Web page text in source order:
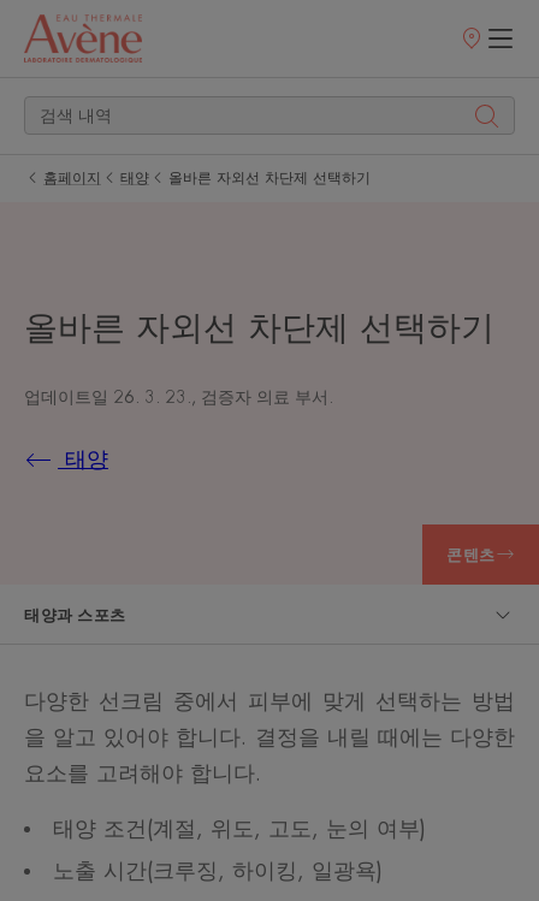
판
홈페이지 태양 올바른 자외선 차단제 선택하기
올바른 자외선 차단제 선택하기
업데이트일 26. 3. 23. , 검증자 의료 부서
태양
콘텐츠
태양과 스포츠
다양한 선크림 중에서 피부에 맞게 선택하는 방법
을 알고 있어야 합니다. 결정을 내릴 때에는 다양한
요소를 고려해야 합니다.
태양 조건(계절, 위도, 고도, 눈의 여부)
노출 시간(크루징, 하이킹, 일광욕)